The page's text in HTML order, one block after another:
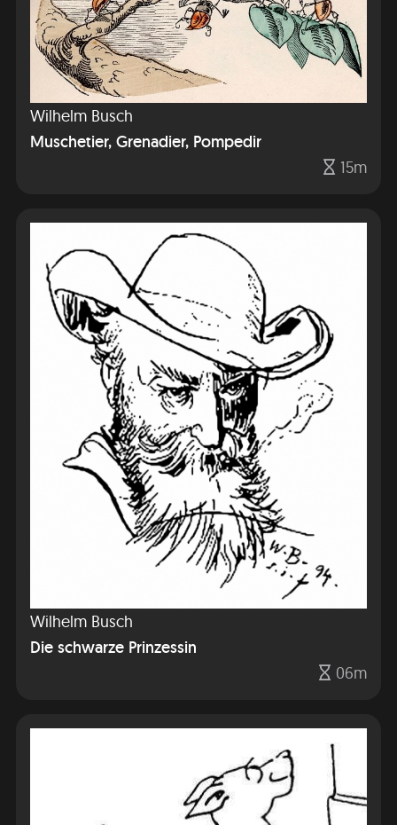
Muschetier, Grenadier, Pompedir
Wilhelm Busch
15m
Die schwarze Prinzessin
Wilhelm Busch
06m